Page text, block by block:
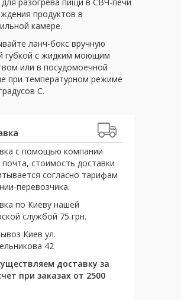
продуктов в
камере.
ланч-бокс вручную
губкой с жидким моющим
или в посудомоечной
при температурном режиме
С.
с помощью компании
стоимость доставки
согласно тарифам
перевозчика.
по Киеву нашей
службой 75 грн.
Киев ул.
42
доставку за
при заказах от 2500